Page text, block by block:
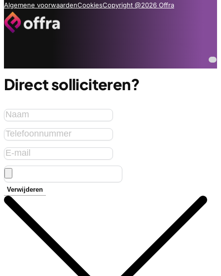
Algemene voorwaardenCookiesCopyright @2026 Offra
Direct solliciteren?
Verwijderen